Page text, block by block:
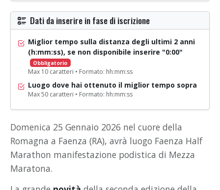
Dati da inserire in fase di iscrizione
Miglior tempo sulla distanza degli ultimi 2 anni
(h:mm:ss), se non disponibile inserire "0:00"
Obbligatorio
Max 10 caratteri • Formato: hh:mm:ss
Luogo dove hai ottenuto il miglior tempo sopra
Max 50 caratteri • Formato: hh:mm:ss
Domenica 25 Gennaio 2026 nel cuore della
Romagna a Faenza (RA), avrà luogo Faenza Half
Marathon manifestazione podistica di Mezza
Maratona.